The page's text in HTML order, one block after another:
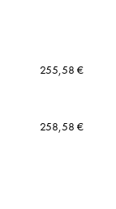
255,58 €
258,58 €